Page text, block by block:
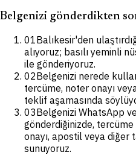
Belgenizi gönderdikten
01Balıkesir'den
alıyoruz; basılı yeminli
ile gönderiyoruz.
02Belgenizi nerede
tercüme, noter onayı
teklif aşamasında
03Belgenizi WhatsApp
gönderdiğinizde,
onayı, apostil veya
sunuyoruz.